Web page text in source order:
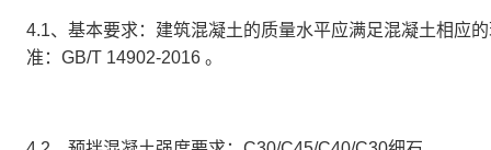
4.1、基本要求： 建筑混凝土的质量水平应满足混凝土相应
准： GB/T 14902-2016 。